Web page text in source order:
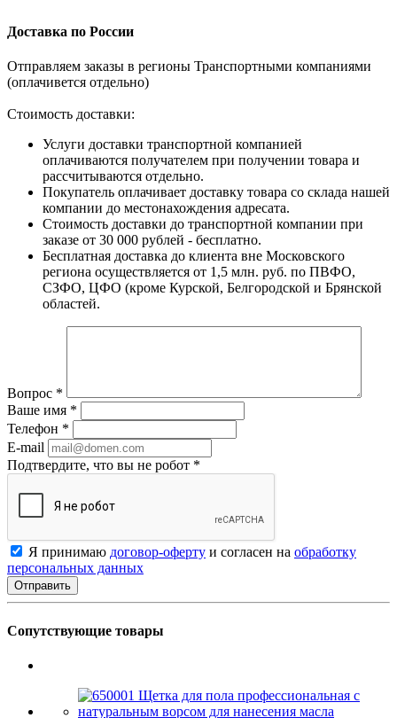
Доставка по России
Отправляем заказы в регионы Транспортными компаниями
(оплачивется отдельно)
Стоимость доставки:
Услуги доставки транспортной компанией
оплачиваются получателем при получении товара и
рассчитываются отдельно.
Покупатель оплачивает доставку товара со склада нашей
компании до местонахождения адресата.
Стоимость доставки до транспортной компании при
заказе от 30 000 рублей - бесплатно.
Бесплатная доставка до клиента вне Московского
региона осуществляется от 1,5 млн. руб. по ПВФО,
СЗФО, ЦФО (кроме Курской, Белгородской и Брянской
областей.
Вопрос *
Ваше имя *
Телефон *
E-mail
Подтвердите, что вы не робот *
Я принимаю договор-оферту и согласен на обработку
персональных данных
Сопутствующие товары